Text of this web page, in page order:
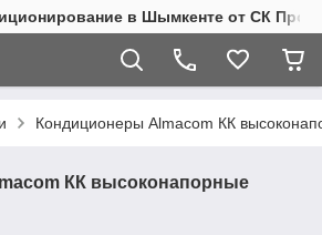
в Шымкенте от СК Пром
Кондиционеры Almacom КК
КК высоконапорные